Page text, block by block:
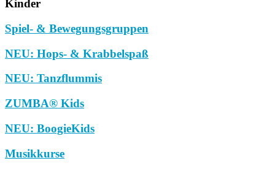
Kinder
Spiel- & Bewegungsgruppen
NEU: Hops- & Krabbelspaß
NEU: Tanzflummis
ZUMBA® Kids
NEU: BoogieKids
Musikkurse